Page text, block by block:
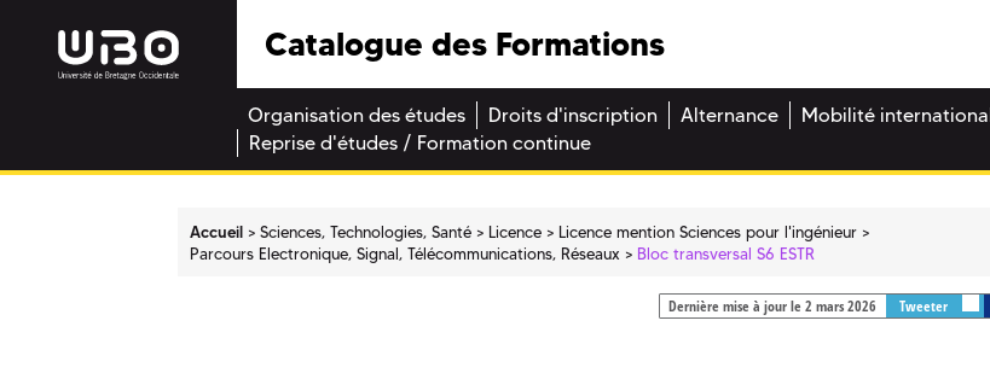
Catalogue des Formations
Organisation des études Droits d'inscription Alternance Mobilité
Reprise d'études / Formation continue
Accueil Sciences, Technologies, Santé Licence
Licence mention Sciences pour l'ingénieur
Parcours Electronique, Signal, Télécommunications, Réseaux
Bloc transversal S6 ESTR
Dernière mise à jour le 2 mars 2026 Tweeter